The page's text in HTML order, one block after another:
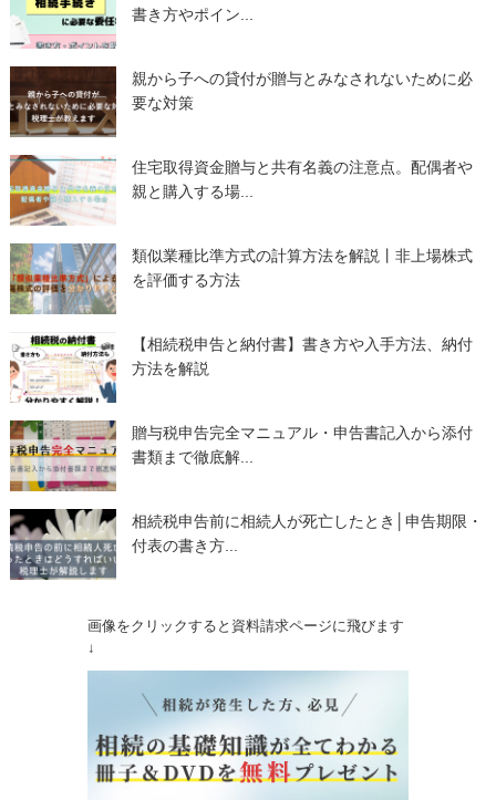
書き方やポイン...
親から子への貸付が贈与とみなされないために必
要な対策
住宅取得資金贈与と共有名義の注意点。配偶者や
親と購入する場...
類似業種比準方式の計算方法を解説丨非上場株式
を評価する方法
【相続税申告と納付書】書き方や入手方法、納付
方法を解説
贈与税申告完全マニュアル・申告書記入から添付
書類まで徹底解...
相続税申告前に相続人が死亡したとき│申告期限・
付表の書き方...
画像をクリックすると資料請求ページに飛びます
↓